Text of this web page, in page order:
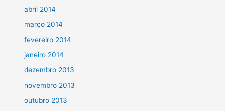
abril 2014
março 2014
fevereiro 2014
janeiro 2014
dezembro 2013
novembro 2013
outubro 2013